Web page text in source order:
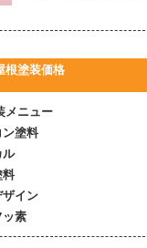
根塗装価格
メニュー
ン塗料
ル
料
ザイン
ッ素